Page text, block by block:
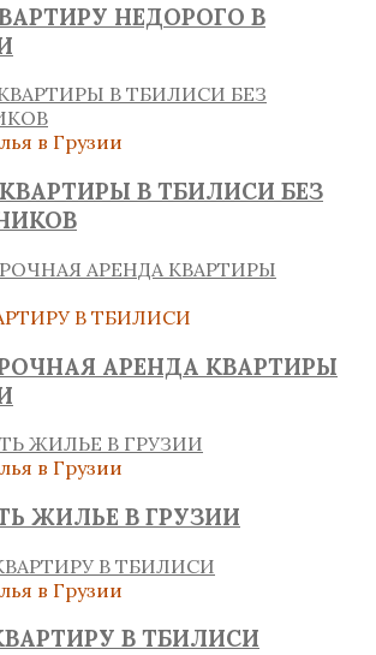
НЕДОРОГО В
в Грузии
В ТБИЛИСИ БЕЗ
В ТБИЛИСИ
АРЕНДА КВАРТИРЫ
в Грузии
ЖИЛЬЕ В ГРУЗИИ
в Грузии
В ТБИЛИСИ